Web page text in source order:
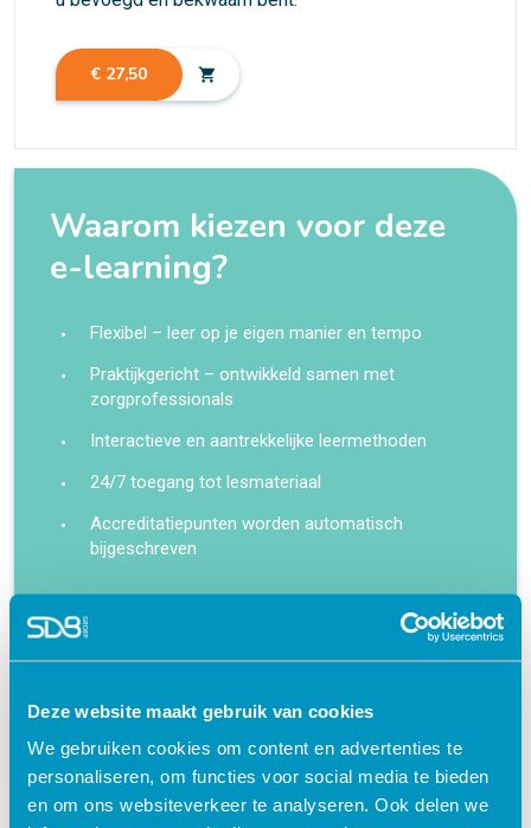
Deze website maakt gebruik van cookies
We gebruiken cookies om content en advertenties te
personaliseren, om functies voor social media te bieden
en om ons websiteverkeer te analyseren. Ook delen we
€ 27,50 shopping_cart
Waarom kiezen voor deze
e-learning?
Flexibel – leer op je eigen manier en tempo
Praktijkgericht – ontwikkeld samen met
zorgprofessionals
Interactieve en aantrekkelijke leermethoden
24/7 toegang tot lesmateriaal
Accreditatiepunten worden automatisch
bijgeschreven
Gerelateerde cursussen